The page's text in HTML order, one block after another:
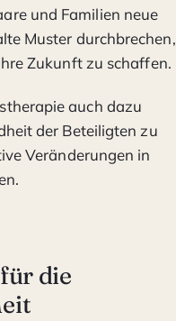
und Familien neue
Muster durchbrechen,
Zukunft zu schaffen.
auch dazu
der Beteiligten zu
Veränderungen in
die